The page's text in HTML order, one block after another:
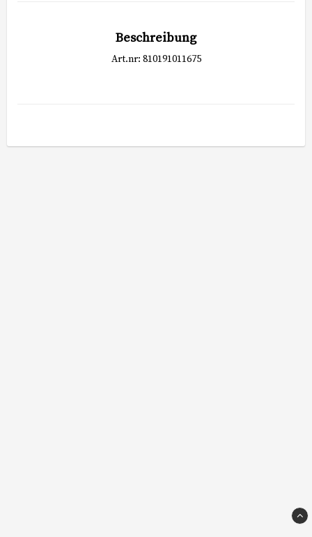
Beschreibung
Art.nr: 810191011675